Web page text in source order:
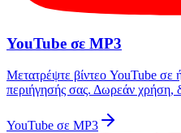
YouTube σε MP3
Μετατρέψτε βίντεο YouTube
περιήγησής σας. Δωρεάν χρήση,
YouTube σε MP3